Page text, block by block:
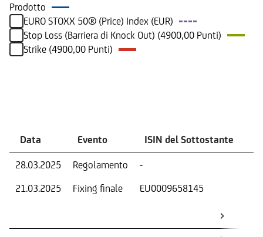
Prodotto
EURO STOXX 50® (Price) Index (EUR)
Stop Loss (Barriera di Knock Out) (4900,00 Punti)
Strike (4900,00 Punti)
Data Evento ISIN del Sottostante
28.03.2025 Regolamento -
21.03.2025
Fixing finale EU0009658145